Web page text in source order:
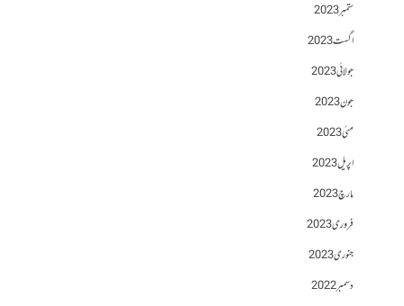
ستمبر 2023
اگست 2023
جولائی 2023
جون 2023
مئی 2023
اپریل 2023
مارچ 2023
فروری 2023
جنوری 2023
دسمبر 2022